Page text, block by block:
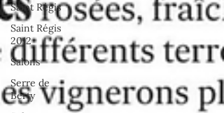
Saint Régis
Saint Régis
2012
Salons
Serre de
Berty